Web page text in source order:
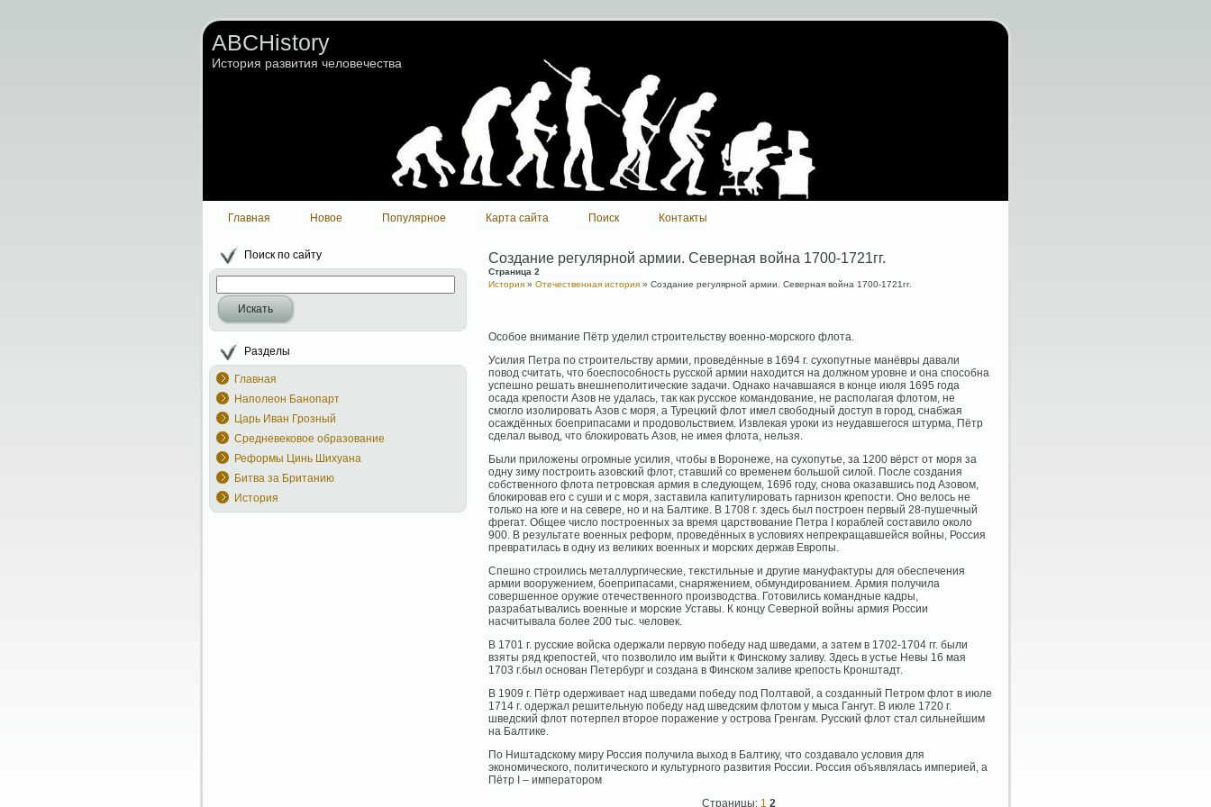
ABCHistory
История развития человечества
Главная Новое Популярное Карта сайта Поиск Контакты
Поиск по сайту
Искать
Разделы
Главная
Наполеон Банопарт
Царь Иван Грозный
Средневековое образование
Реформы Цинь Шихуана
Битва за Британию
История
Создание регулярной армии. Северная война 1700-1721гг.
Страница 2
История » Отечественная история » Создание регулярной армии. Северная война 1700-1721гг.
Особое внимание Пётр уделил строительству военно-морского флота.
Усилия Петра по строительству армии, проведённые в 1694 г. сухопутные манёвры давали
повод считать, что боеспособность русской армии находится на должном уровне и она способна
успешно решать внешнеполитические задачи. Однако начавшаяся в конце июля 1695 года
осада крепости Азов не удалась, так как русское командование, не располагая флотом, не
смогло изолировать Азов с моря, а Турецкий флот имел свободный доступ в город, снабжая
осаждённых боеприпасами и продовольствием. Извлекая уроки из неудавшегося штурма, Пётр
сделал вывод, что блокировать Азов, не имея флота, нельзя.
Были приложены огромные усилия, чтобы в Воронеже, на сухопутье, за 1200 вёрст от моря за
одну зиму построить азовский флот, ставший со временем большой силой. После создания
собственного флота петровская армия в следующем, 1696 году, снова оказавшись под Азовом,
блокировав его с суши и с моря, заставила капитулировать гарнизон крепости. Оно велось не
только на юге и на севере, но и на Балтике. В 1708 г. здесь был построен первый 28-пушечный
фрегат. Общее число построенных за время царствование Петра I кораблей составило около
900. В результате военных реформ, проведённых в условиях непрекращавшейся войны, Россия
превратилась в одну из великих военных и морских держав Европы.
Спешно строились металлургические, текстильные и другие мануфактуры для обеспечения
армии вооружением, боеприпасами, снаряжением, обмундированием. Армия получила
совершенное оружие отечественного производства. Готовились командные кадры,
разрабатывались военные и морские Уставы. К концу Северной войны армия России
насчитывала более 200 тыс. человек.
В 1701 г. русские войска одержали первую победу над шведами, а затем в 1702-1704 гг. были
взяты ряд крепостей, что позволило им выйти к Финскому заливу. Здесь в устье Невы 16 мая
1703 г.был основан Петербург и создана в Финском заливе крепость Кронштадт.
В 1909 г. Пётр одерживает над шведами победу под Полтавой, а созданный Петром флот в июле
1714 г. одержал решительную победу над шведским флотом у мыса Гангут. В июле 1720 г.
шведский флот потерпел второе поражение у острова Гренгам. Русский флот стал сильнейшим
на Балтике.
По Ништадскому миру Россия получила выход в Балтику, что создавало условия для
экономического, политического и культурного развития России. Россия объявлялась империей, а
Пётр I – императором
Страницы: 1 2